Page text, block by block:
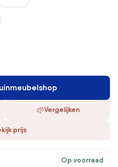
Vergelijken
prijs
Op voorraad